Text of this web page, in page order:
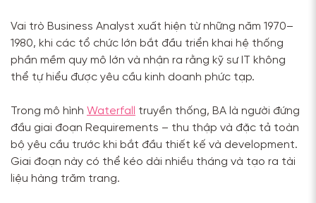
Vai trò Business Analyst xuất hiện từ những năm 1970–
1980, khi các tổ chức lớn bắt đầu triển khai hệ thống
phần mềm quy mô lớn và nhận ra rằng kỹ sư IT không
thể tự hiểu được yêu cầu kinh doanh phức tạp.
Trong mô hình Waterfall truyền thống, BA là người đứng
đầu giai đoạn Requirements – thu thập và đặc tả toàn
bộ yêu cầu trước khi bắt đầu thiết kế và development.
Giai đoạn này có thể kéo dài nhiều tháng và tạo ra tài
liệu hàng trăm trang.